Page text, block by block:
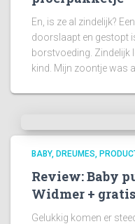
En, is ze al zindelijk?
doorslaapt en gestopt
borstvoeding. Zindelijk
kind. Mijn zoontje was al
BABY DREUMES
Review: Baby
Widmer +
Gelukkig komen er